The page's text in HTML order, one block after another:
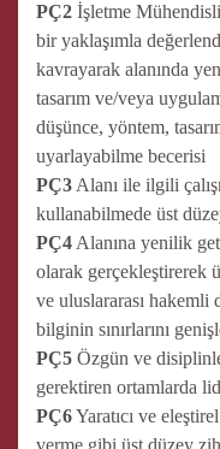
PÇ2 İşletme
bir yaklaşımla
kavrayarak alanında
tasarım ve/veya
düşünce, yöntem,
uyarlayabilme becerisi
PÇ3 Alanı ile ilgili
kullanabilmede üst
PÇ4 Alanına yenilik
olarak gerçekleştirerek
ve uluslararası hakemli
bilginin sınırlarını
PÇ5 Özgün ve
gerektiren ortamlarda
PÇ6Yaratıcı ve
verme gibi üst düzey